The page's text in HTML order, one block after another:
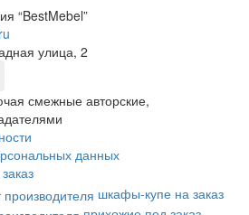
“BestMebel”
улица, 2
смежные авторские,
данных
шкафы-купе на заказ